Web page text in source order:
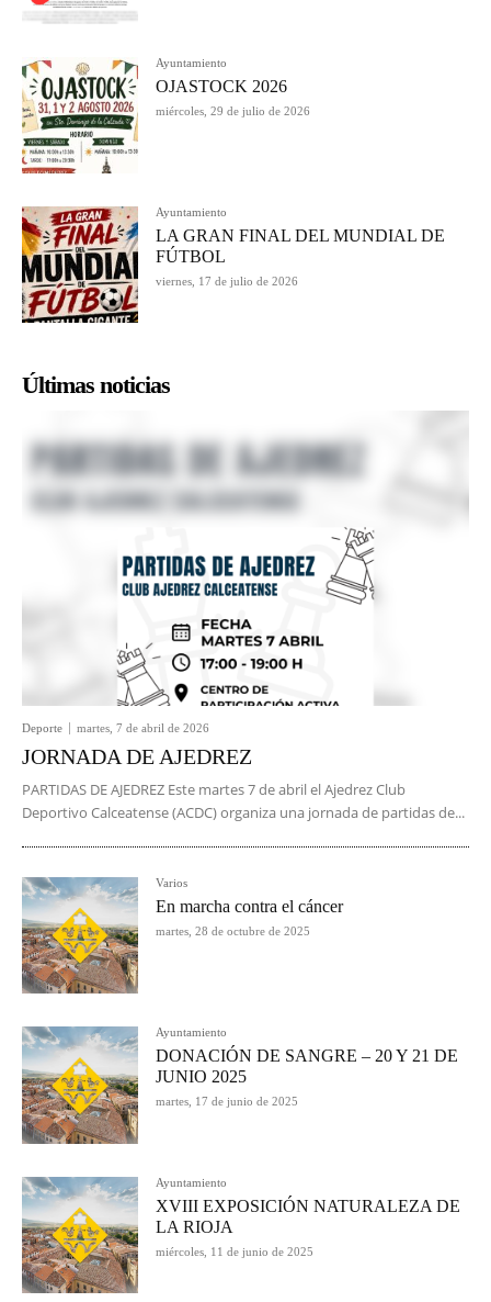
Ayuntamiento
OJASTOCK 2026
miércoles, 29 de julio de 2026
Ayuntamiento
LA GRAN FINAL DEL MUNDIAL DE
FÚTBOL
viernes, 17 de julio de 2026
Últimas noticias
Deporte martes, 7 de abril de 2026
JORNADA DE AJEDREZ
PARTIDAS DE AJEDREZ Este martes 7 de abril el Ajedrez Club
Deportivo Calceatense (ACDC) organiza una jornada de partidas de...
Varios
En marcha contra el cáncer
martes, 28 de octubre de 2025
Ayuntamiento
DONACIÓN DE SANGRE – 20 Y 21 DE
JUNIO 2025
martes, 17 de junio de 2025
Ayuntamiento
XVIII EXPOSICIÓN NATURALEZA DE
LA RIOJA
miércoles, 11 de junio de 2025